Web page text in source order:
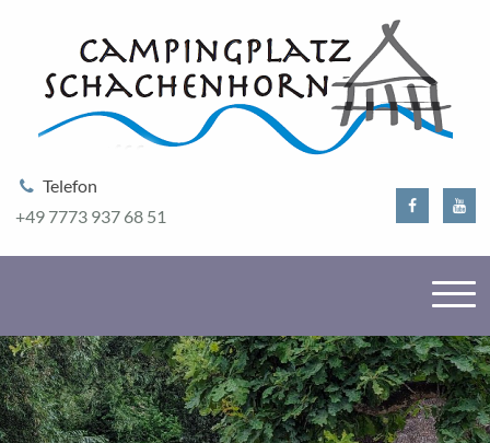
Direkt zum Inhalt
Telefon
+49 7773 937 68 51
Home
Restaurant